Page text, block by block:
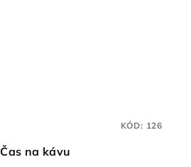
Čas na kávu
KÓD: 126